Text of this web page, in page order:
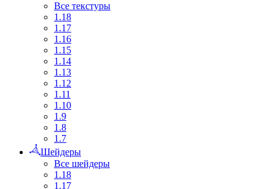
Все текстуры
1.18
1.17
1.16
1.15
1.14
1.13
1.12
1.11
1.10
1.9
1.8
1.7
Шейдеры
Все шейдеры
1.18
1.17